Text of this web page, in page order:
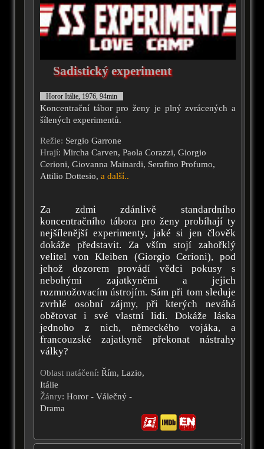
Sadistický experiment
Horor Itálie, 1976, 94min
Koncentrační tábor pro ženy je plný zvrácených a
šílených experimentů.
Režie: Sergio Garrone
Hrají: Mircha Carven, Paola Corazzi, Giorgio
Cerioni, Giovanna Mainardi, Serafino Profumo,
Attilio Dottesio, a další..
Za zdmi zdánlivě standardního
koncentračního tábora pro ženy probíhají ty
nejšílenější experimenty, jaké si jen člověk
dokáže představit. Za vším stojí zahořklý
velitel von Kleiben (Giorgio Cerioni), pod
jehož dozorem provádí vědci pokusy s
nebohými zajatkyněmi a jejich
rozmnožovacím ústrojím. Sám při tom sleduje
zvrhlé osobní zájmy, při kterých neváhá
obětovat i své vlastní lidi. Dokáže láska
jednoho z nich, německého vojáka, a
francouzské zajatkyně překonat nástrahy
války?
Oblast natáčení: Řím, Lazio,
Itálie
Žánry: Horor - Válečný -
Drama